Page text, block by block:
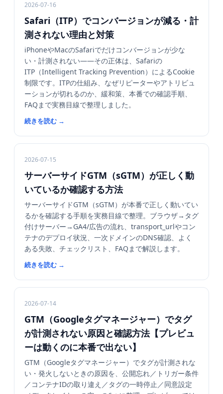
2026-07-16
Safari（ITP）でコンバージョンが減る・計
測されない理由と対策
iPhoneやMacのSafariでだけコンバージョンが少な
い・計測されない——その正体は、Safariの
ITP（Intelligent Tracking Prevention）によるCookie
制限です。ITPの仕組み、なぜリピーターやアトリビュ
ーションが切れるのか、緩和策、本番での確認手順、
FAQまで実務目線で整理しました。
続きを読む →
2026-07-15
サーバーサイドGTM（sGTM）が正しく動
いているか確認する方法
サーバーサイドGTM（sGTM）が本番で正しく動いてい
るかを確認する手順を実務目線で整理。ブラウザ→タグ
付けサーバー→GA4/広告の流れ、transport_urlやコン
テナのデプロイ状況、一次ドメインのDNS確認、よく
ある失敗、チェックリスト、FAQまで解説します。
続きを読む →
2026-07-14
GTM（Googleタグマネージャー）でタグ
が計測されない原因と確認方法【プレビュ
ーは動くのに本番で出ない】
GTM（Googleタグマネージャー）でタグが計測されな
い・発火しないときの原因を、公開忘れ／トリガー条件
／コンテナIDの取り違え／タグの一時停止／同意設定